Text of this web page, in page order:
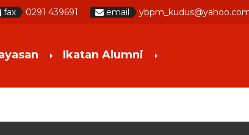
fax 0291 439691 email
Ikatan Alumni